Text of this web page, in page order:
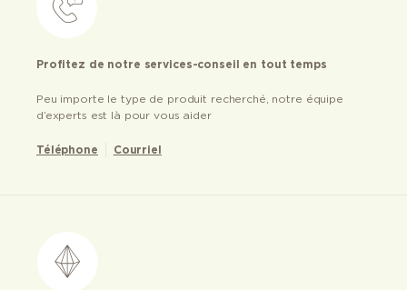
Profitez de notre services-conseil en tout temps
Peu importe le type de produit recherché, notre équipe
d’experts est là pour vous aider
Téléphone Courriel